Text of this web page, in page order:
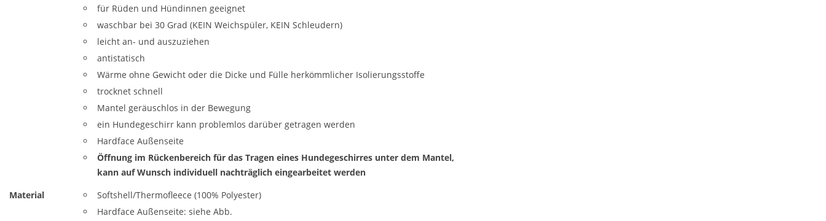
für Rüden und Hündinnen geeignet
waschbar bei 30 Grad (KEIN Weichspüler, KEIN Schleudern)
leicht an- und auszuziehen
antistatisch
Wärme ohne Gewicht oder die Dicke und Fülle herkömmlicher Isolierungsstoffe
trocknet schnell
Mantel geräuschlos in der Bewegung
ein Hundegeschirr kann problemlos darüber getragen werden
Hardface Außenseite
Öffnung im Rückenbereich für das Tragen eines Hundegeschirres unter dem Mantel,
kann auf Wunsch individuell nachträglich eingearbeitet werden
Material
Softshell/Thermofleece (100% Polyester)
Hardface Außenseite: siehe Abb.